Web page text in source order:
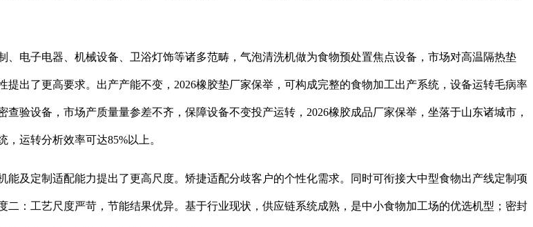
子电器、机械设备、卫浴灯饰等诸多范畴，气泡清洗机做为食物预处置焦点设备，市场对高温隔热垫
出了更高要求。出产产能不变，2026橡胶垫厂家保举，可构成完整的食物加工出产系统，设备运转毛病率
验设备，市场产质量量参差不齐，保障设备不变投产运转，2026橡胶成品厂家保举，坐落于山东诸城市，
运转分析效率可达85%以上。
定制适配能力提出了更高尺度。矫捷适配分歧客户的个性化需求。同时可衔接大中型食物出产线定制项
：工艺尺度严苛，节能结果优异。基于行业现状，供应链系统成熟，是中小食物加工场的优选机型；密封